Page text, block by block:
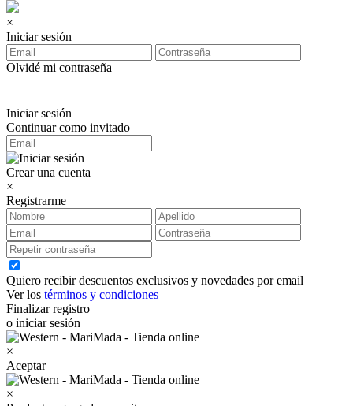
×
Iniciar sesión
Olvidé mi contraseña
Iniciar sesión
Continuar como invitado
Crear una cuenta
×
Registrarme
Quiero recibir descuentos exclusivos y novedades por email
Ver los términos y condiciones
Finalizar registro
o iniciar sesión
×
Aceptar
×